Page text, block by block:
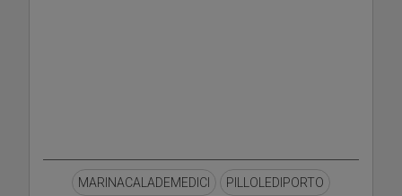
MARINACALADEMEDICI PILLOLEDIPORTO